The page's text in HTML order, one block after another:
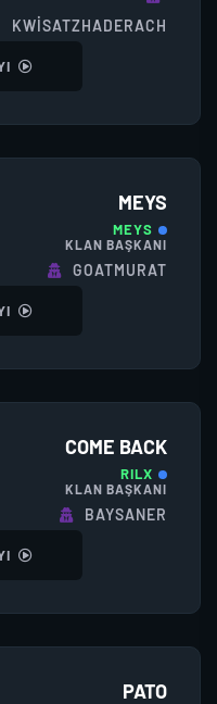
KWISATZHADERACH
MEYS
MEYS
KLAN BAŞKANI
GOATMURAT
COME BACK
RILX
KLAN BAŞKANI
BAYSANER
PATO